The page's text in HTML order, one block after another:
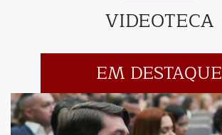
VIDEOTECA
EM DESTAQUE